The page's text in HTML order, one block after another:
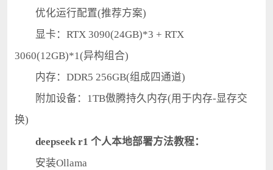
优化运行配置(推荐方案)
显卡：RTX 3090(24GB)*3 + RTX
3060(12GB)*1(异构组合)
内存：DDR5 256GB(组成四通道)
附加设备：1TB傲腾持久内存(用于内存-显存交
换)
deepseek r1 个人本地部署方法教程：
安装Ollama